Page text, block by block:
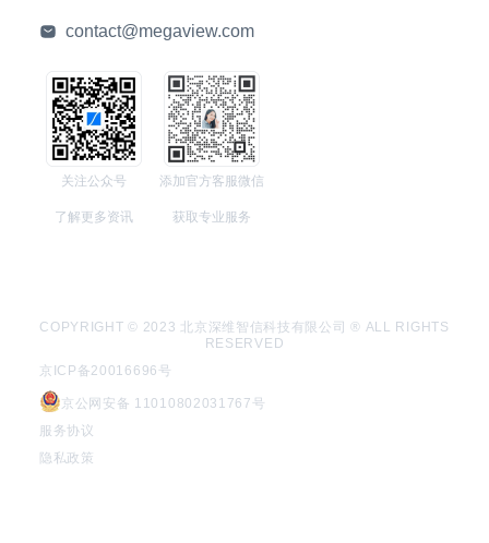
contact@megaview.com
关注公众号
了解更多资讯
添加官方客服微信
获取专业服务
COPYRIGHT © 2023 北京深维智信科技有限公司 ® ALL RIGHTS
RESERVED
京ICP备20016696号
京公网安备 11010802031767号
服务协议
隐私政策